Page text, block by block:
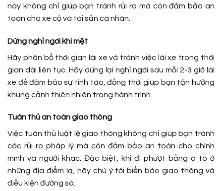
này không chỉ giúp bạn tránh rủi ro mà còn đảm bảo an
toàn cho xe cộ và tài sản cá nhân.
Dừng nghỉ ngơi khi mệt
Hãy phân bổ thời gian lái xe và tránh việc lái xe trong thời
gian dài liên tục. Hãy dừng lại nghỉ ngơi sau mỗi 2-3 giờ lái
xe để đảm bảo sự tỉnh táo, đồng thời giúp bạn tận hưởng
khung cảnh thiên nhiên trong hành trình.
Tuân thủ an toàn giao thông
Việc tuân thủ luật lệ giao thông không chỉ giúp bạn tránh
các rủi ro pháp lý mà còn đảm bảo an toàn cho chính
mình và người khác. Đặc biệt, khi đi phượt bằng ô tô ở
những địa điểm lạ, hãy chú ý tới biển báo giao thông và
điều kiện đường sá.